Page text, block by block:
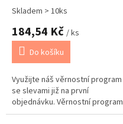
Skladem > 10ks
184,54 Kč / ks
Do košíku
Využijte náš věrnostní program
se slevami již na první
objednávku. Věrnostní program